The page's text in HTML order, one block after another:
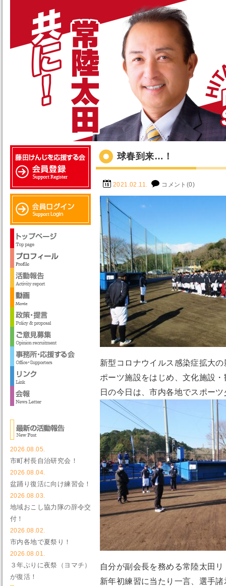
球春到来…！
2021.02.11. コメント(0)
新型コロナウイルス感染症拡大
ポーツ施設をはじめ、文化施設
日の今日は、市内各地でスポー
自分が副会長を務める常陸太田
新年初練習に当たり一言、選手
2026.08.05.
市町村長自治研究会！
2026.08.04.
盆踊り復活に向け練習会！
2026.08.03.
地域おこし協力隊の辞令交
付！
2026.08.02.
市内各地で夏祭り！
2026.08.01.
３年ぶりに夜祭（ヨマチ）
が復活！